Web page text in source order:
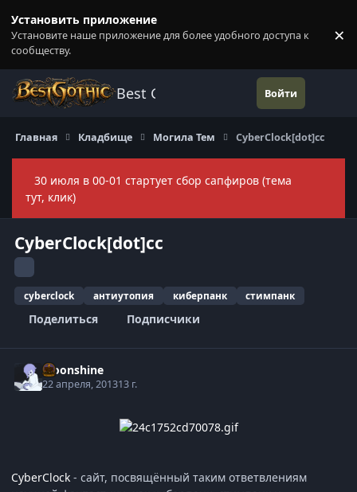
Установить приложение
Установите наше приложение для более удобного доступа к
сообществу.
×
Best Gothic Forums Войти
Главная Кладбище Могила Тем CyberClock[dot]cc
30 июля в 00-01 стартует сбор сапфиров (тема
тут, клик)
CyberClock[dot]cc
cyberclock антиутопия киберпанк стимпанк
Поделиться Подписчики
Moonshine
22 апреля, 201313 г.
CyberClock - сайт, посвящённый таким ответвлениям